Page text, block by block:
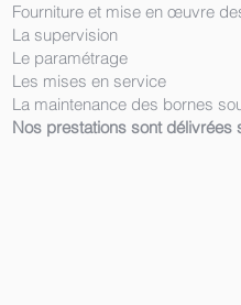
Fourniture et mise en œuvre
La supervision
Le paramétrage
Les mises en service
La maintenance des bornes
Nos prestations sont